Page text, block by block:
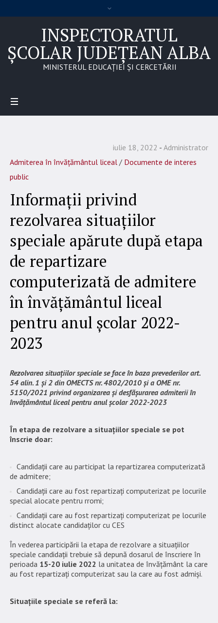
INSPECTORATUL
ȘCOLAR JUDEȚEAN ALBA
MINISTERUL EDUCAȚIEI ȘI CERCETĂRII
iulie 18, 2022
Administrator
Admiterea în învățământul liceal / Documente de interes
public
Informații privind
rezolvarea situațiilor
speciale apărute după etapa
de repartizare
computerizată de admitere
în învățământul liceal
pentru anul școlar 2022-
2023
Rezolvarea situațiilor speciale se face în baza prevederilor art.
54 alin. 1 și 2 din OMECTS nr. 4802/2010 și a OME nr.
5150/2021 privind organizarea și desfășurarea admiterii în
învățământul liceal pentru anul școlar 2022-2023
În etapa de rezolvare a situațiilor speciale se pot
înscrie doar:
Candidații care au participat la repartizarea computerizată
de admitere;
Candidații care au fost repartizați computerizat pe locurile
special alocate pentru rromi;
Candidații care au fost repartizați computerizat pe locurile
distinct alocate candidaților cu CES
În vederea participării la etapa de rezolvare a situațiilor
speciale candidații trebuie să depună dosarul de înscriere în
perioada 15-20 iulie 2022 la unitatea de învățământ la care
au fost repartizați computerizat sau la care au fost admiși.
Situațiile speciale se referă la: